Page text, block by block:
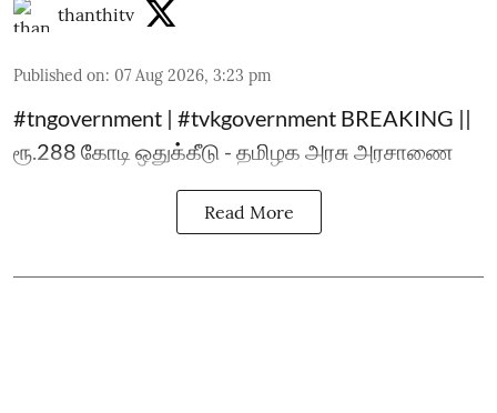
thanthitv
Published on: 07 Aug 2026, 3:23 pm
#tngovernment | #tvkgovernment BREAKING ||
ரூ.288 கோடி ஒதுக்கீடு - தமிழக அரசு அரசாணை
Read More